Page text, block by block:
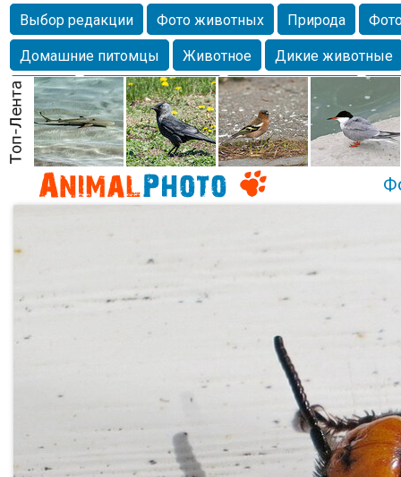
Выбор редакции Фото животных Природа
Домашние питомцы
Животное
Дикие животные
Собаки
Alexanderandronik Млекопитающие
Морда
Собачка Осень Портрет
Домашние
Насекомое
Коты Lebert Дикие птицы Утка